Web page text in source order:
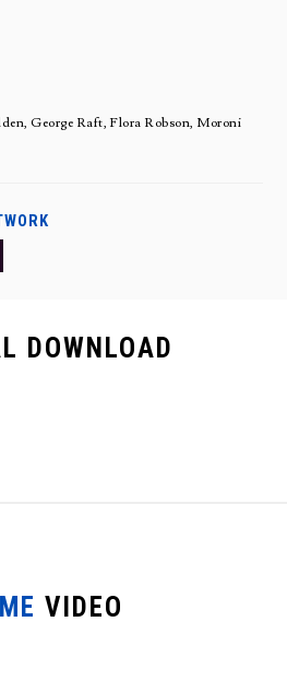
George Raft, Flora Robson, Moroni
DOWNLOAD
VIDEO